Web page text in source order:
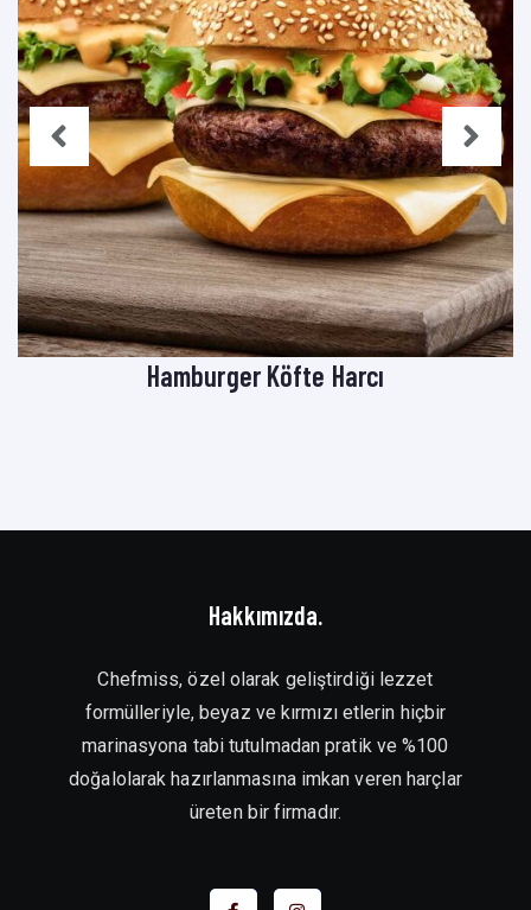
Hamburger Köfte Harcı
Hakkımızda.
Chefmiss, özel olarak geliştirdiği lezzet
formülleriyle, beyaz ve kırmızı etlerin hiçbir
marinasyona tabi tutulmadan pratik ve %100
doğalolarak hazırlanmasına imkan veren harçlar
üreten bir firmadır.